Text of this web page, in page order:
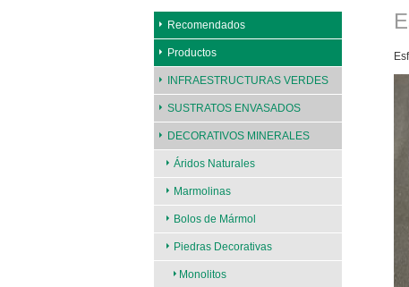
Recomendados
Productos
INFRAESTRUCTURAS VERDES
SUSTRATOS ENVASADOS
DECORATIVOS MINERALES
Áridos Naturales
Marmolinas
Bolos de Mármol
Piedras Decorativas
Monolitos